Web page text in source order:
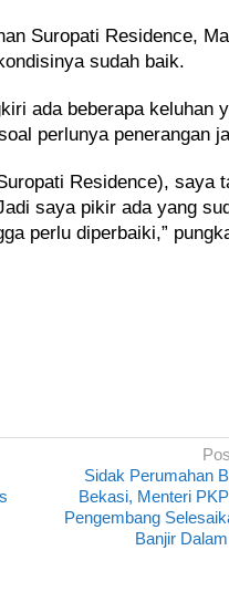
Suropati Residence,
sudah baik.
ada beberapa keluhan
perlunya penerangan
Residence), saya
saya pikir ada yang
perlu diperbaiki,”
Sidak Perumahan
Bekasi, Menteri
Pengembang
Banjir